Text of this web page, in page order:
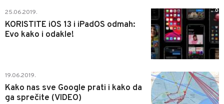
25.06.2019.
KORISTITE iOS 13 i iPadOS odmah:
Evo kako i odakle!
0
19.06.2019.
Kako nas sve Google prati i kako da
ga sprečite (VIDEO)
0